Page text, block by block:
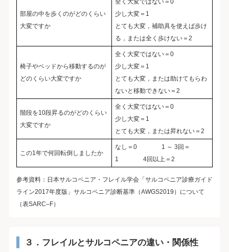
部屋の中を歩くのがどのくらい
大変ですか
少し大変＝1
とても大変，補助具を使えば歩け
る，または全く歩けない＝2
椅子やベッドから移動するのが
どのくらい大変ですか
全く大変ではない＝0
少し大変＝1
とても大変，または助けてもらわ
ないと移動できない＝2
階段を10段昇るのがどのくらい
大変ですか
全く大変ではない＝0
少し大変＝1
とても大変，または昇れない＝2
この1年で何回転倒しましたか
なし＝0 1 ～ 3回＝
1 4回以上＝2
参考資料：日本サルコペニア・フレイル学会「サルコペニア診療ガイド
ライン2017年度版」サルコペニア診断基準（AWGS2019）について
（表SARC–F）
３．フレイルとサルコペニアの違い・関係性